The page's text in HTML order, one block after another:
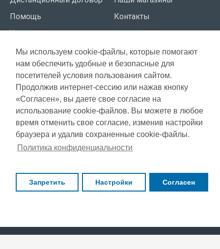
Мы используем cookie-файлы, которые помогают
нам обеспечить удобные и безопасные для
посетителей условия пользования сайтом.
Продолжив интернет-сессию или нажав кнопку
«Согласен», вы даете свое согласие на
использование cookie-файлов. Вы можете в любое
время отменить свое согласие, изменив настройки
браузера и удалив сохраненные cookie-файлы.
Политика конфиденциальности
Запретить Настройки Согласен
Помощь
Условия использования
Контакты
СЕРВИС КЛИЕНТОВ
Доставка
Оплата
Газета акций
Copyright © 2021, Super Selection, Все права защищены